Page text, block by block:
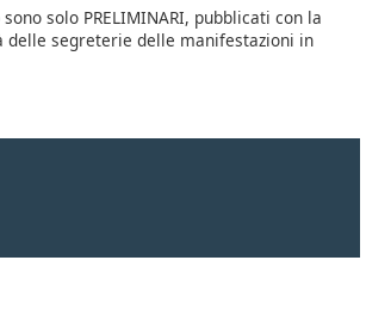
solo PRELIMINARI, pubblicati con la
delle segreterie delle manifestazioni in